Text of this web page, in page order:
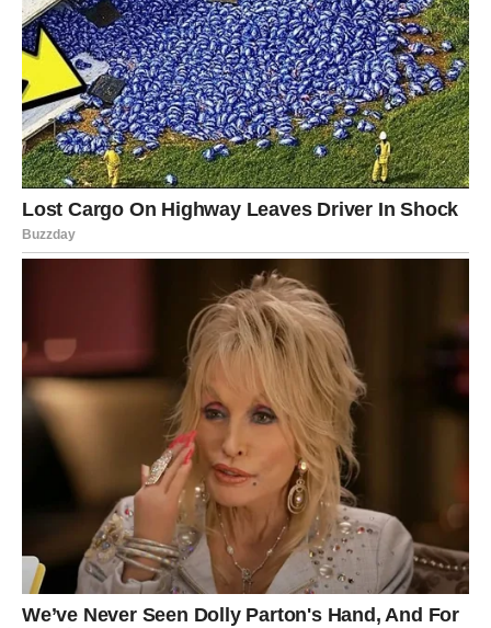
BONUS: